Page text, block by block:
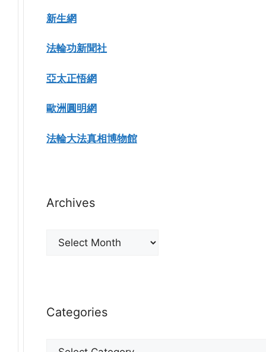
新生網
法輪功新聞社
亞太正悟網
歐洲圓明網
法輪大法真相博物館
Archives
Archives
Categories
Categories